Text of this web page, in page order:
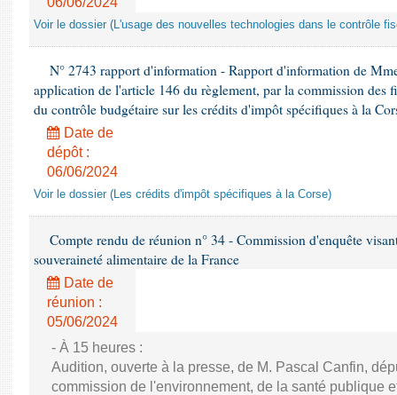
Voir le dossier (L'usage des nouvelles technologies dans le contrôle
N° 2743 rapport d'information - Rapport d'information de
application de l'article 146 du règlement, par la commission des
du contrôle budgétaire sur les crédits d'impôt spécifiques à la
Date de
dépôt :
06/06/2024
Voir le dossier (Les crédits d'impôt spécifiques à la Corse)
Compte rendu de réunion n° 34 - Commission d'enquête
souveraineté alimentaire de la France
Date de
réunion :
05/06/2024
- À 15 heures :
Audition, ouverte à la presse, de M. Pascal Canfin,
commission de l'environnement, de la santé publique